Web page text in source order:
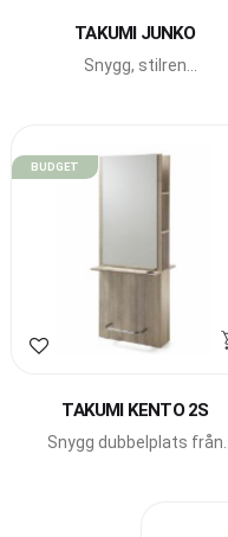
TAKUMI JUNKO
Snygg, stilren
Lägg till i favoriter
TAKUMI KENTO 2S
Snygg dubbelplats från
BUDGET